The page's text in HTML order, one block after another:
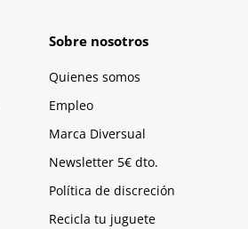
Sobre nosotros
Quienes somos
Empleo
Marca Diversual
Newsletter 5€ dto.
Política de discreción
Recicla tu juguete